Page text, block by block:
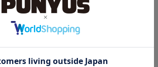
▼2020-08-13 00:00:00▼
＜LIMITED SHOP ＞広島パルコ店
営業期間延長のお知らせ